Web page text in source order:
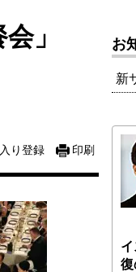
」
り登録 印刷
お
新
復